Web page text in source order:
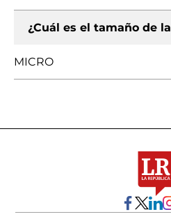
¿Cuál es el tamaño de
MICRO